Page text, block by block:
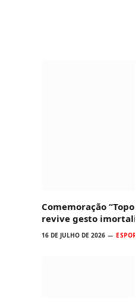
Comemoração
revive gesto
16 DE JULHO DE 2026